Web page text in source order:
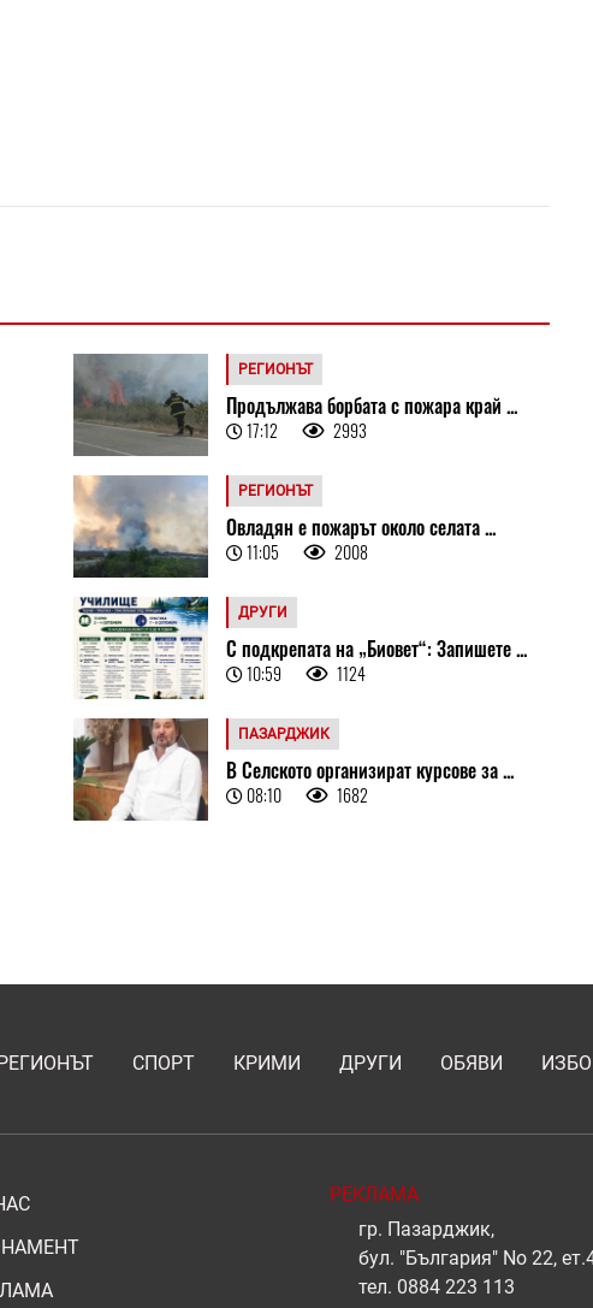
РЕГИОНЪТ
Продължава борбата с пожара край ...
17:12 2993
РЕГИОНЪТ
Овладян е пожарът около селата ...
11:05 2008
ДРУГИ
С подкрепата на „Биовет“: Запишете ...
10:59 1124
ПАЗАРДЖИК
В Селското организират курсове за ...
08:10 1682
РЕГИОНЪТ СПОРТ КРИМИ ДРУГИ ОБЯВИ
РЕКЛАМА
гр. Пазарджик,
бул. "България" No 22,
тел. 0884 223 113